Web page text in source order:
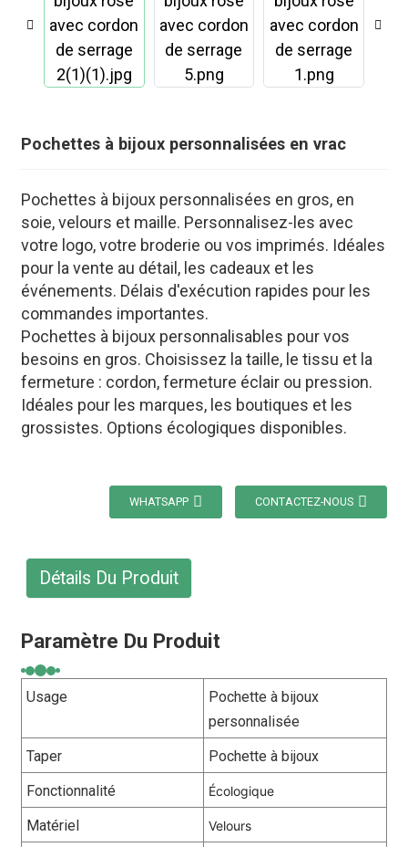
Pochettes à bijoux personnalisées en vrac
Pochettes à bijoux personnalisées en gros, en
soie, velours et maille. Personnalisez-les avec
votre logo, votre broderie ou vos imprimés. Idéales
pour la vente au détail, les cadeaux et les
événements. Délais d'exécution rapides pour les
commandes importantes.
Pochettes à bijoux personnalisables pour vos
besoins en gros. Choisissez la taille, le tissu et la
fermeture : cordon, fermeture éclair ou pression.
Idéales pour les marques, les boutiques et les
grossistes. Options écologiques disponibles.
WHATSAPP CONTACTEZ-NOUS
Détails Du Produit
Paramètre Du Produit
Usage
Pochette à bijoux
personnalisée
Taper
Pochette à bijoux
Fonctionnalité
Écologique
Matériel Velours